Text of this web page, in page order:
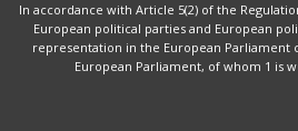
In accordance with Article 5(2) of the
European political parties and European
representation in the European Parliament
European Parliament, of whom 1 is